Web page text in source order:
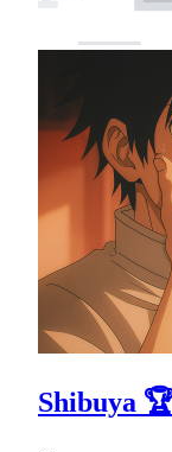
Shibuya